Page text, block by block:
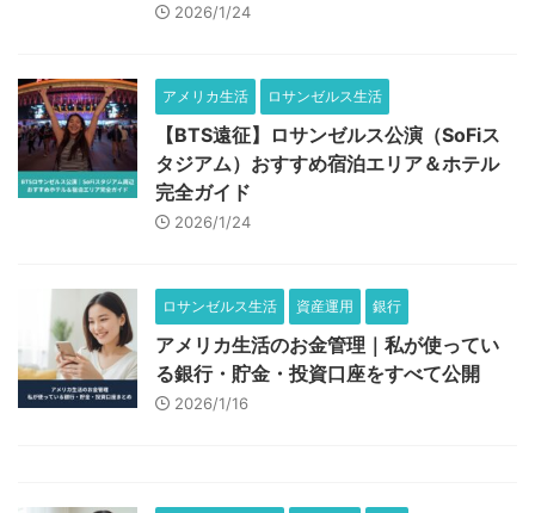
2026/1/24
アメリカ生活 ロサンゼルス生活
【BTS遠征】ロサンゼルス公演（SoFiス
タジアム）おすすめ宿泊エリア＆ホテル
完全ガイド
2026/1/24
ロサンゼルス生活 資産運用 銀行
アメリカ生活のお金管理｜私が使ってい
る銀行・貯金・投資口座をすべて公開
2026/1/16